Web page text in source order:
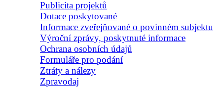
Publicita projektů
Dotace poskytované
Informace zveřejňované o povinném subjektu
Výroční zprávy, poskytnuté informace
Ochrana osobních údajů
Formuláře pro podání
Ztráty a nálezy
Zpravodaj